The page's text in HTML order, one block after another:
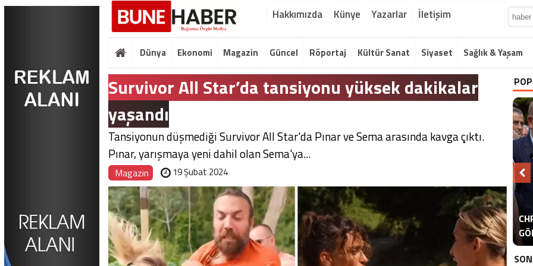
Hakkımızda Künye Yazarlar İletişim
Dünya Ekonomi Magazin Güncel Röportaj Kültür Sanat Siyaset Sağlık & Yaşam
Survivor All Star’da tansiyonu yüksek dakikalar
yaşandı
Tansiyonun düşmediği Survivor All Star'da Pınar ve Sema arasında kavga çıktı.
Pınar, yarışmaya yeni dahil olan Sema'ya...
Magazin 19 Şubat 2024